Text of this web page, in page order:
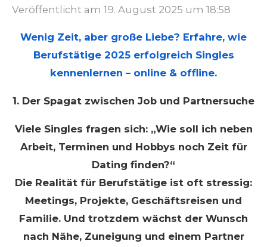
Veröffentlicht am 19. August 2025 um 18:58
Wenig Zeit, aber große Liebe? Erfahre, wie
Berufstätige 2025 erfolgreich Singles
kennenlernen – online & offline.
1. Der Spagat zwischen Job und Partnersuche
Viele Singles fragen sich: „Wie soll ich neben
Arbeit, Terminen und Hobbys noch Zeit für
Dating finden?“
Die Realität für Berufstätige ist oft stressig:
Meetings, Projekte, Geschäftsreisen und
Familie. Und trotzdem wächst der Wunsch
nach Nähe, Zuneigung und einem Partner